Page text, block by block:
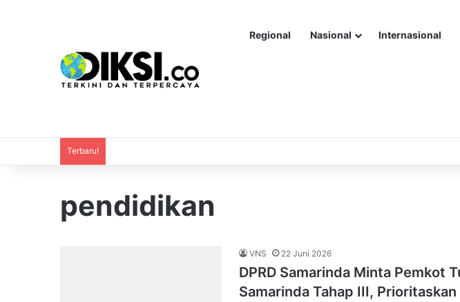
Regional Nasional Internasional
Terbaru!
pendidikan
VNS 22 Juni 2026
DPRD Samarinda Minta Pemkot
Samarinda Tahap III,